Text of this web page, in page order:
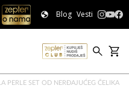
Blog Vesti
LA PERLE SET OD NERĐAJUĆEG ČELIKA